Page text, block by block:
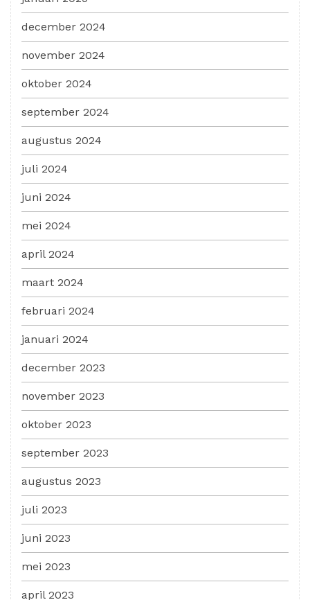
december 2024
november 2024
oktober 2024
september 2024
augustus 2024
juli 2024
juni 2024
mei 2024
april 2024
maart 2024
februari 2024
januari 2024
december 2023
november 2023
oktober 2023
september 2023
augustus 2023
juli 2023
juni 2023
mei 2023
april 2023